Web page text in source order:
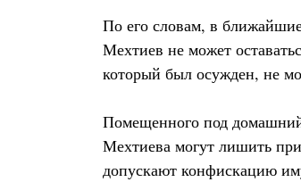
По его словам, в
Мехтиев не может
который был осужден, не
Помещенного под
Мехтиева могут лишить
допускают конфискацию